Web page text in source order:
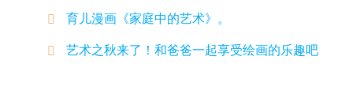
育儿漫画《家庭中的艺术》。
艺术之秋来了！和爸爸一起享受绘画的乐趣吧